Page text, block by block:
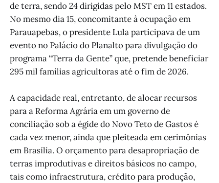
de terra, sendo 24 dirigidas pelo MST em 11 estados.
No mesmo dia 15, concomitante à ocupação em
Parauapebas, o presidente Lula participava de um
evento no Palácio do Planalto para divulgação do
programa “Terra da Gente” que, pretende beneficiar
295 mil famílias agricultoras até o fim de 2026.
A capacidade real, entretanto, de alocar recursos
para a Reforma Agrária em um governo de
conciliação sob a égide do Novo Teto de Gastos é
cada vez menor, ainda que pleiteada em cerimônias
em Brasília. O orçamento para desapropriação de
terras improdutivas e direitos básicos no campo,
tais como infraestrutura, crédito para produção,